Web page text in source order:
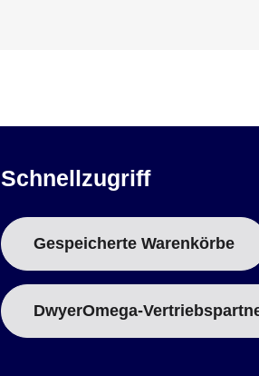
Schnellzugriff
Gespeicherte Warenkörbe
DwyerOmega-